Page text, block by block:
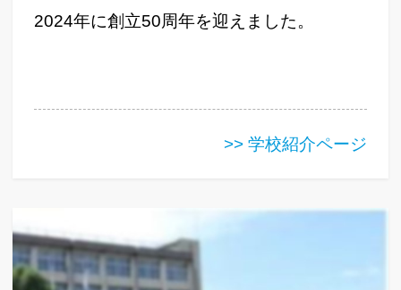
2024年に創立50周年を迎えました。
>> 学校紹介ページ